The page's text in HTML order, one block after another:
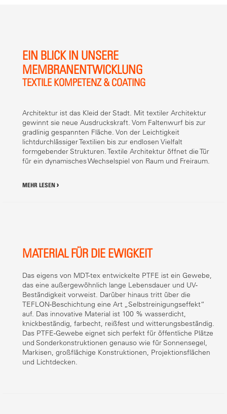
EIN BLICK IN UNSERE
MEMBRANENTWICKLUNG
TEXTILE KOMPETENZ & COATING
Architektur ist das Kleid der Stadt. Mit textiler Architektur
gewinnt sie neue Ausdruckskraft. Vom Faltenwurf bis zur
gradlinig gespannten Fläche. Von der Leichtigkeit
lichtdurchlässiger Textilien bis zur endlosen Vielfalt
formgebender Strukturen. Textile Architektur öffnet die Tür
für ein dynamisches Wechselspiel von Raum und Freiraum.
MEHR LESEN
MATERIAL FÜR DIE EWIGKEIT
Das eigens von MDT-tex entwickelte PTFE ist ein Gewebe,
das eine außergewöhnlich lange Lebensdauer und UV-
Beständigkeit vorweist. Darüber hinaus tritt über die
TEFLON-Beschichtung eine Art „Selbstreinigungseffekt“
auf. Das innovative Material ist 100 % wasserdicht,
knickbeständig, farbecht, reißfest und witterungsbeständig.
Das PTFE-Gewebe eignet sich perfekt für öffentliche Plätze
und Sonderkonstruktionen genauso wie für Sonnensegel,
Markisen, großflächige Konstruktionen, Projektionsflächen
und Lichtdecken.